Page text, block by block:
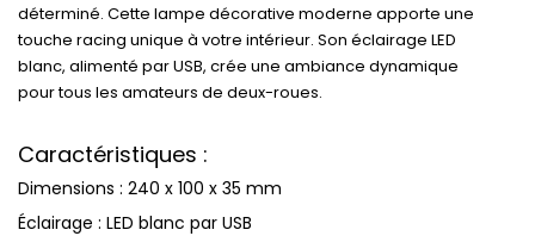
déterminé. Cette lampe décorative moderne apporte une
touche racing unique à votre intérieur. Son éclairage LED
blanc, alimenté par USB, crée une ambiance dynamique
pour tous les amateurs de deux-roues.
Caractéristiques :
Dimensions : 240 x 100 x 35 mm
Éclairage : LED blanc par USB